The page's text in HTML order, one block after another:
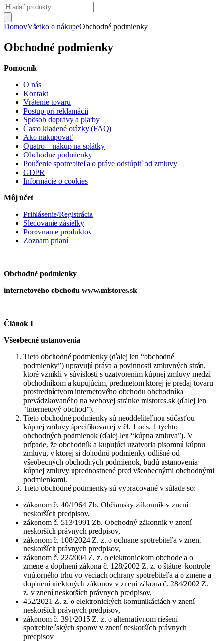
Products
search
DomovVšetko o nákupeObchodné podmienky
Obchodné podmienky
Pomocník
O nás
Kontakt
Vrátenie tovaru
Postup pri reklamácii
Spôsob dopravy a platby
Často kladené otázky (FAQ)
Ako nakupovať
Quatro – nákup na splátky
Obchodné podmienky
Poučenie spotrebiteľa o práve odstúpiť od zmluvy
GDPR
Informácie o cookies
Môj účet
Prihlásenie/Registrácia
Sledovanie zásielky
Porovnanie produktov
Zoznam prianí
Obchodné podmienky
internetového obchodu www.mistores.sk
Článok I
Všeobecné ustanovenia
Tieto obchodné podmienky (ďalej len “obchodné
podmienky”) upravujú práva a povinnosti zmluvných strán,
ktoré vznikli v súvislosti s uzatvorením kúpnej zmluvy medzi
obchodníkom a kupujúcim, predmetom ktorej je predaj tovaru
prostredníctvom internetového obchodu obchodníka
prevádzkovaného na webovej stránke mistores.sk (ďalej len
“internetový obchod”).
Tieto obchodné podmienky sú neoddeliteľnou súčasťou
kúpnej zmluvy špecifikovanej v čl. 1 ods. 1 týchto
obchodných podmienok (ďalej len “kúpna zmluva”). V
prípade, že obchodník a kupujúci uzatvoria písomnú kúpnu
zmluvu, v ktorej si dohodnú podmienky odlišné od
všeobecných obchodných podmienok, budú ustanovenia
kúpnej zmluvy uprednostnené pred všeobecnými obchodnými
podmienkami.
Tieto obchodné podmienky sú vypracované v súlade so:
zákonom č. 40/1964 Zb. Občiansky zákonník v znení
neskorších predpisov,
zákonom č. 513/1991 Zb. Obchodný zákonník v znení
neskorších právnych predpisov,
zákonom č. 108/2024 Z. z. o ochrane spotrebiteľa v znení
neskorších právnych predpisov,
zákonom č. 22/2004 Z. z. o elektronickom obchode a o
zmene a doplnení zákona č. 128/2002 Z. z. o štátnej kontrole
vnútorného trhu vo veciach ochrany spotrebiteľa a o zmene a
doplnení niektorých zákonov v znení zákona č. 284/2002 Z.
z. v znení neskorších právnych predpisov,
452/2021 Z. z. o elektronických komunikáciách v znení
neskorších právnych predpisov,
zákonom č. 391/2015 Z. z. o alternatívnom riešení
spotrebiteľských sporov v znení neskorších právnych
predpisov